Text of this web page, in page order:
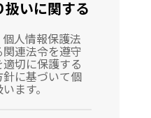
いに関する
人情報保護法
連法令を遵守
適切に保護する
針に基づいて個
ます。